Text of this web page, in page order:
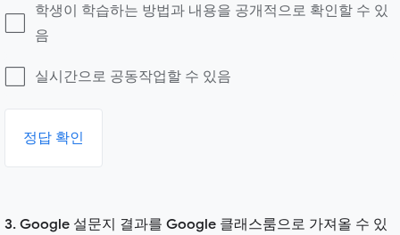
학생이 학습하는 방법과 내용을 공개적으로 확인할 수 있
음
실시간으로 공동작업할 수 있음
정답 확인
3. Google 설문지 결과를 Google 클래스룸으로 가져올 수 있